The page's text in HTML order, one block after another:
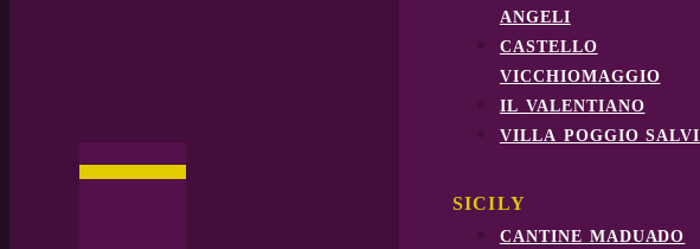
angeli
castello
vicchiomaggio
il valentiano
villa poggio salvi
SICILY
cantine maduado